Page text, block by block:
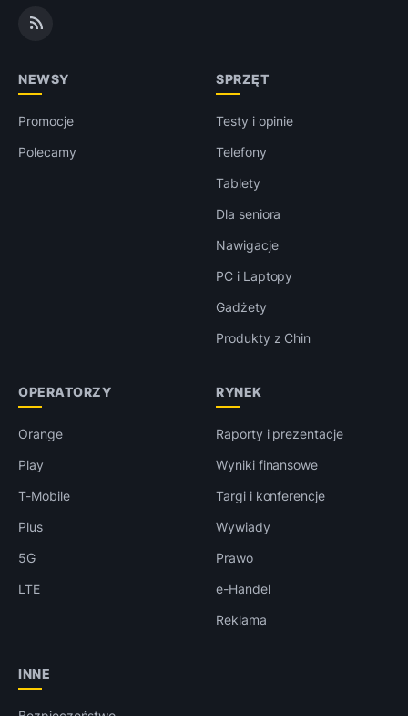
NEWSY
Promocje
Polecamy
SPRZĘT
Testy i opinie
Telefony
Tablety
Dla seniora
Nawigacje
PC i Laptopy
Gadżety
Produkty z Chin
OPERATORZY
Orange
Play
T-Mobile
Plus
5G
LTE
RYNEK
Raporty i prezentacje
Wyniki finansowe
Targi i konferencje
Wywiady
Prawo
e-Handel
Reklama
INNE